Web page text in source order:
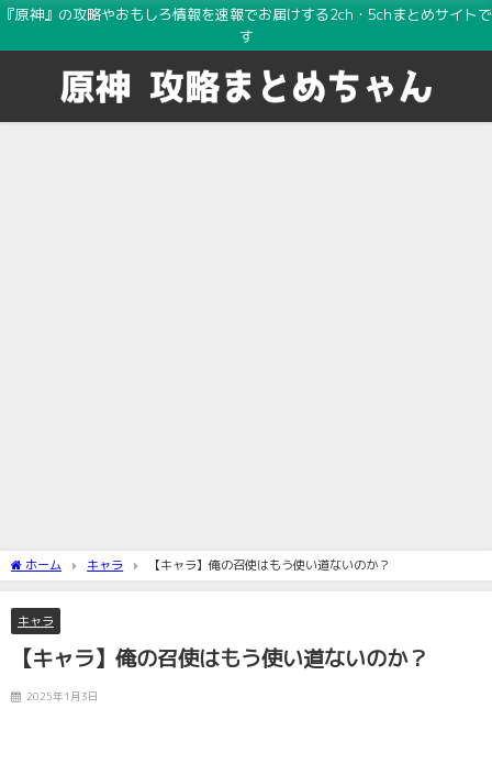
『原神』の攻略やおもしろ情報を速報でお届けする2ch・5chまとめサイトで
す
ホーム キャラ 【キャラ】俺の召使はもう使い道ないのか？
キャラ
【キャラ】俺の召使はもう使い道ないのか？
2025年1月3日